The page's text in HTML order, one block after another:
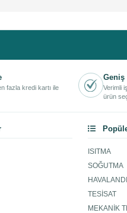
fazla kredi kartı ile
Geniş
Verimli
ürün
ISITMA
SOĞUTMA
TESİSAT
MEKANİK